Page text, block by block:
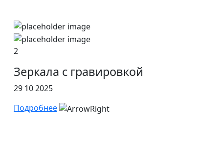
2
Зеркала с гравировкой
29 10 2025
Подробнее